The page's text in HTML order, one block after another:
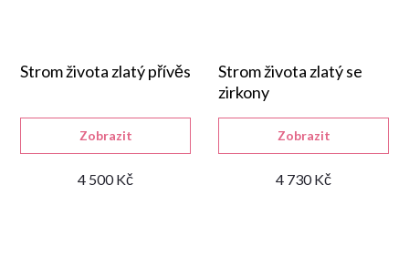
Strom života zlatý přívěs
4 500 Kč
Zobrazit
Strom života zlatý se
zirkony
4 730 Kč
Zobrazit